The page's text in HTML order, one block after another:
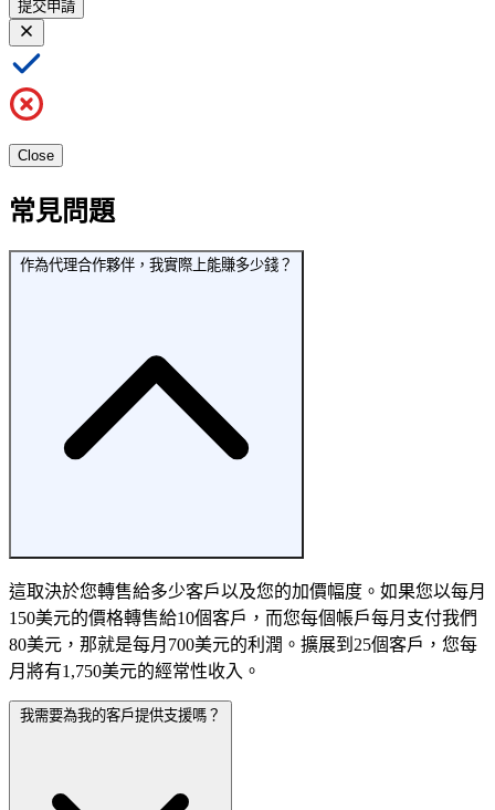
提交申請
Close
常見問題
作為代理合作夥伴，我實際上能賺多少錢？
這取決於您轉售給多少客戶以及您的加價幅度。如果您以每月
150美元的價格轉售給10個客戶，而您每個帳戶每月支付我們
80美元，那就是每月700美元的利潤。擴展到25個客戶，您每
月將有1,750美元的經常性收入。
我需要為我的客戶提供支援嗎？